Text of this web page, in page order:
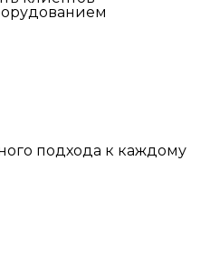
подхода к каждому